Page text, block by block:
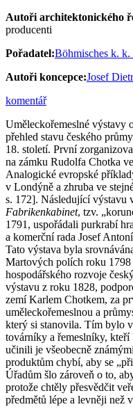
Autoři architektonického
producenti
Pořadatel:Böhmisches k.
Autoři koncepce:Josef
komentář
Uměleckořemeslné výstavy
přehled stavu českého
18. století. První
na zámku Rudolfa Chotka
Analogické evropské
v Londýně a zhruba ve
s. 172]. Následující výstavu
Fabrikenkabinet, tzv.
1791, uspořádali purkrabí
a komerční rada Josef
Tato výstava byla
Martových polích roku
hospodářského rozvoje
výstavu z roku 1828,
zemí Karlem Chotkem, za
uměleckořemeslnou a
který si stanovila. Tím bylo
továrníky a řemeslníky,
učinili je všeobecně
produktům chybí, aby se
Úřadům šlo zároveň o to,
protože chtěly přesvědčit
předmětů lépe a levněji než